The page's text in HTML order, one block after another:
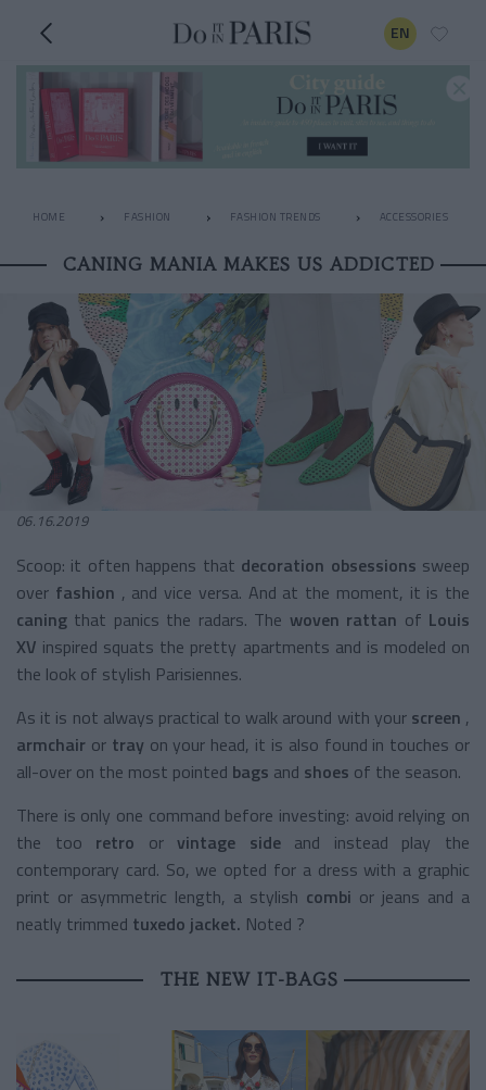
EN
HOME FASHION FASHION TRENDS ACCESSORIES
CANING MANIA MAKES US ADDICTED
06.16.2019
Scoop: it often happens that decoration obsessions sweep
over fashion , and vice versa. And at the moment, it is the
caning that panics the radars. The woven rattan of Louis
XV inspired squats the pretty apartments and is modeled on
the look of stylish Parisiennes.
As it is not always practical to walk around with your screen ,
armchair or tray on your head, it is also found in touches or
all-over on the most pointed bags and shoes of the season.
There is only one command before investing: avoid relying on
the too retro or vintage side and instead play the
contemporary card. So, we opted for a dress with a graphic
print or asymmetric length, a stylish combi or jeans and a
neatly trimmed tuxedo jacket. Noted ?
THE NEW IT-BAGS